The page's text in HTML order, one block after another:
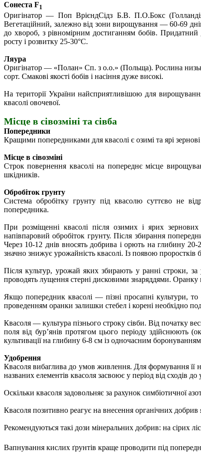
Сонеста F1
Оригінатор — Поп ВрієндСідз Б.В. П.О.Бокс
Вегетаційний, залежно від зони вирощування — 60-69
до хвороб, з рівномірним достиганням бобів.
росту і розвитку 25-30°С.
Ляура
Оригінатор — «Полан» Сп. з о.о.» (Польща). Рослина
сорт. Смакові якості бобів і насіння дуже високі.
На території України найсприятливішою для
квасолі овочевої.
Місце в сівозміні та сівба
Попередники
Кращими попередниками для квасолі є озимі та ярі
Місце в сівозміні
Строк повернення квасолі на попереднє місце
шкідників.
Обробіток грунту
Система обробітку грунту під квасолю суттєво не
попередника.
При розміщенні квасолі після озимих і ярих
напівпаровий обробіток грунту. Після збирання
Через 10-12 днів вносять добрива і орють на глибину
значно знижує урожайність квасолі. Із появою проростків
Після культур, урожай яких збирають у ранні строки,
проводять лущення стерні дисковими знаряддями. Оранку
Якщо попередник квасолі — пізні просапні культури,
проведенням оранки залишки стебел і корені необхідно
Квасоля — культура пізнього строку сівби. Від початку
поля від бур’янів протягом цього періоду здійснюють
культивації на глибину 6-8 см із одночасним
Удобрення
Квасоля вибаглива до умов живлення. Для формування її
названих елементів квасоля засвоює у період від сходів
Оскільки квасоля задовольняє за рахунок симбіотичної
Квасоля позитивно реагує на внесення органічних добрив
Рекомендуються такі дози мінеральних добрив: на сірих
Вапнування кислих ґрунтів краще проводити під